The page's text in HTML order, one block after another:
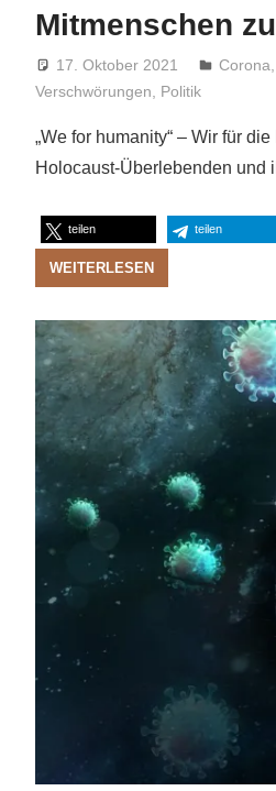
Mitmenschen
17. Oktober 2021 Niki Vogt
Corona
Verschwörungen
Politik
„We for humanity“ – Wir für
Holocaust-Überlebenden und
teilen teilen
WEITERLESEN